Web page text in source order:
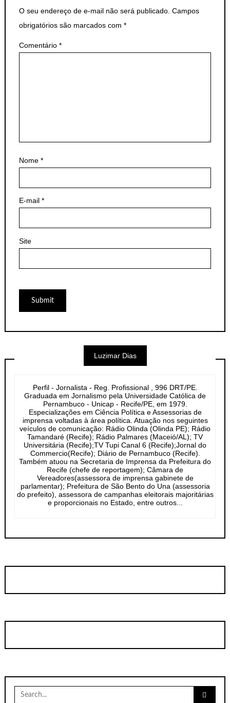
O seu endereço de e-mail não será publicado. Campos
obrigatórios são marcados com *
Comentário *
Nome *
E-mail *
Site
Luzimar Dias
Perfil - Jornalista - Reg. Profissional , 996 DRT/PE.
Graduada em Jornalismo pela Universidade Católica de
Pernambuco - Unicap - Recife/PE, em 1979.
Especializações em Ciência Política e Assessorias de
imprensa voltadas à área política. Atuação nos seguintes
veículos de comunicação: Rádio Olinda (Olinda PE); Rádio
Tamandaré (Recife); Rádio Palmares (Maceió/AL); TV
Universitária (Recife);TV Tupi Canal 6 (Recife);Jornal do
Commercio(Recife); Diário de Pernambuco (Recife).
Também atuou na Secretaria de Imprensa da Prefeitura do
Recife (chefe de reportagem); Câmara de
Vereadores(assessora de imprensa gabinete de
parlamentar); Prefeitura de São Bento do Una (assessoria
do prefeito), assessora de campanhas eleitorais majoritárias
e proporcionais no Estado, entre outros...
Search
for: